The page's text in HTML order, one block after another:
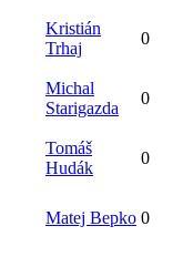
Kristián
Trhaj
0
Michal
Starigazda
0
Tomáš
Hudák
0
Matej Bepko 0